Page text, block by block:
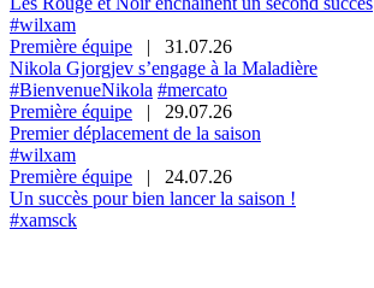
#wilxam
Première équipe
|
31.07.26
Nikola Gjorgjev s’engage à la Maladière
#BienvenueNikola #mercato
Première équipe
|
29.07.26
Premier déplacement de la saison
#wilxam
Première équipe
|
24.07.26
Un succès pour bien lancer la saison !
#xamsck